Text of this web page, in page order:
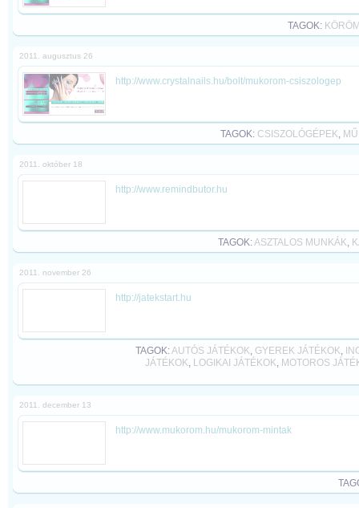
TAGOK:
2011. augusztus 26
http://www.crystalnails.hu/bolt/mukorom-csiszologep
TAGOK: CSISZOLÓGÉPEK,
2011. október 18
http://www.remindbutor.hu
TAGOK:ASZTALOS MUNKÁK,
2011. november 26
http://jatekstart.hu
TAGOK:AUTÓS JÁTÉKOK, GYEREK JÁTÉKOK,
JÁTÉKOK, LOGIKAI JÁTÉKOK, MOTOROS
2011. december 13
http://www.mukorom.hu/mukorom-mintak